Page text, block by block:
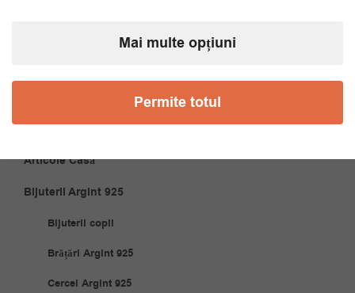
Accesorii Cuplu
Articole Casă
Bijuterii Argint 925
Bijuterii copii
Brățări Argint 925
Cercei Argint 925
Mai multe opțiuni
Permite totul